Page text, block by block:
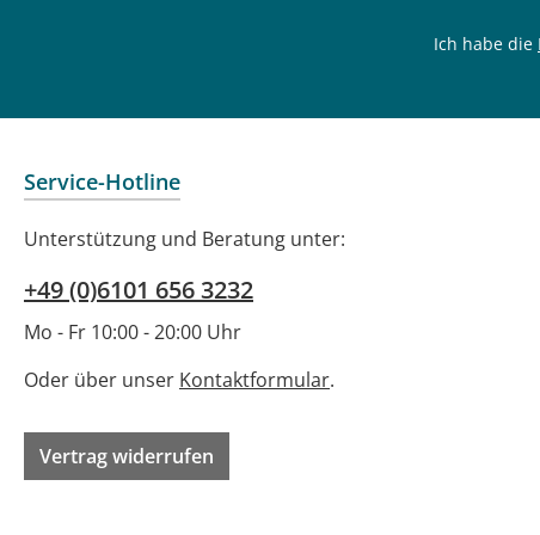
Ich habe die
Service-Hotline
Unterstützung und Beratung unter:
+49 (0)6101 656 3232
Mo - Fr 10:00 - 20:00 Uhr
Oder über unser Kontaktformular.
Vertrag widerrufen